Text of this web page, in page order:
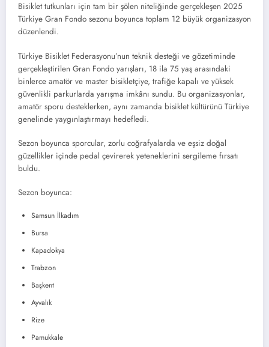
Bisiklet tutkunları için tam bir şölen niteliğinde gerçekleşen 2025
Türkiye Gran Fondo sezonu boyunca toplam 12 büyük organizasyon
düzenlendi.
Türkiye Bisiklet Federasyonu’nun teknik desteği ve gözetiminde
gerçekleştirilen Gran Fondo yarışları, 18 ila 75 yaş arasındaki
binlerce amatör ve master bisikletçiye, trafiğe kapalı ve yüksek
güvenlikli parkurlarda yarışma imkânı sundu. Bu organizasyonlar,
amatör sporu desteklerken, aynı zamanda bisiklet kültürünü Türkiye
genelinde yaygınlaştırmayı hedefledi.
Sezon boyunca sporcular, zorlu coğrafyalarda ve eşsiz doğal
güzellikler içinde pedal çevirerek yeteneklerini sergileme fırsatı
buldu.
Sezon boyunca:
Samsun İlkadım
Bursa
Kapadokya
Trabzon
Başkent
Ayvalık
Rize
Pamukkale